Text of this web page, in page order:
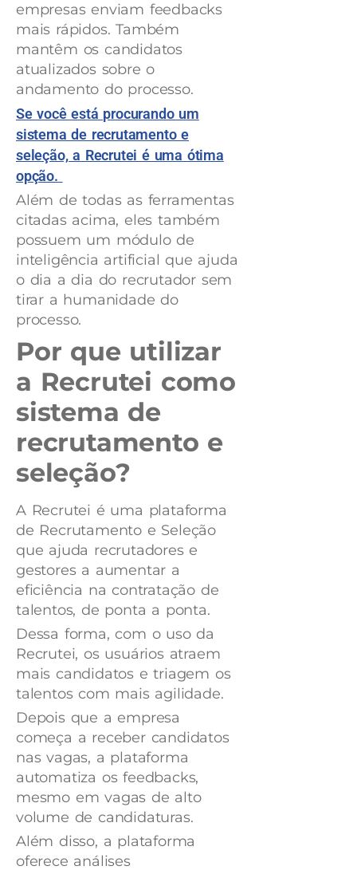
empresas enviam feedbacks
mais rápidos. Também
mantêm os candidatos
atualizados sobre o
andamento do processo.
Se você está procurando um
sistema de recrutamento e
seleção, a Recrutei é uma ótima
opção.
Além de todas as ferramentas
citadas acima, eles também
possuem um módulo de
inteligência artificial que ajuda
o dia a dia do recrutador sem
tirar a humanidade do
processo.
Por que utilizar
a Recrutei como
sistema de
recrutamento e
seleção?
A Recrutei é uma plataforma
de Recrutamento e Seleção
que ajuda recrutadores e
gestores a aumentar a
eficiência na contratação de
talentos, de ponta a ponta.
Dessa forma, com o uso da
Recrutei, os usuários atraem
mais candidatos e triagem os
talentos com mais agilidade.
Depois que a empresa
começa a receber candidatos
nas vagas, a plataforma
automatiza os feedbacks,
mesmo em vagas de alto
volume de candidaturas.
Além disso, a plataforma
oferece análises